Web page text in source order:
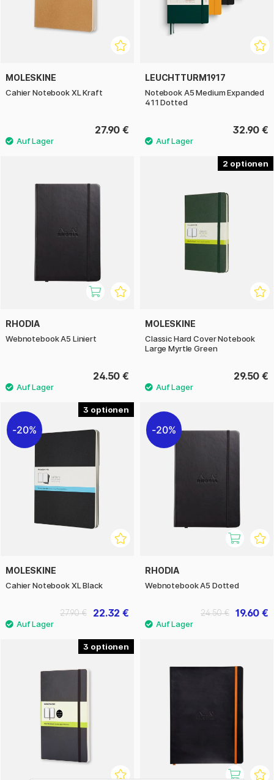
MOLESKINE
Cahier Notebook XL Kraft
27.90 €
LEUCHTTURM1917
Notebook A5 Medium Expanded
411 Dotted
32.90 €
RHODIA
Webnotebook A5 Liniert
24.50 €
2
MOLESKINE
Classic Hard Cover Notebook
Large Myrtle Green
29.50 €
3
20%
MOLESKINE
Cahier Notebook XL Black
22.32 €
27.90 €
20%
RHODIA
Webnotebook A5 Dotted
19.60 €
24.50 €
3